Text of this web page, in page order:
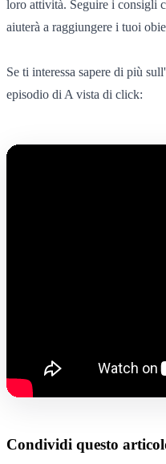
loro attività. Seguire i consigli
aiuterà a raggiungere i tuoi
Se ti interessa sapere di più
episodio di A vista di click:
Condividi questo